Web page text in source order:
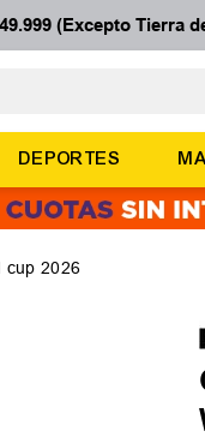
(Excepto Tierra
DEPORTES
cup 2026